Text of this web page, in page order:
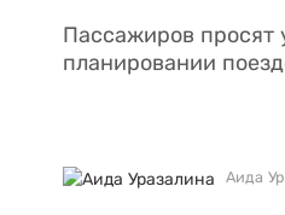
Пассажиров просят
планировании
Аида